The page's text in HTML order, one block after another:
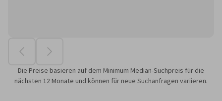
Die Preise basieren auf dem Minimum Median-Suchpreis für die
nächsten 12 Monate und können für neue Suchanfragen variieren.